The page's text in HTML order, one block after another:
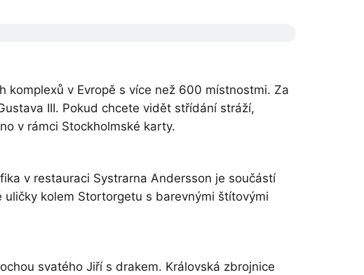
komplexů v Evropě s více než 600 místnostmi. Za
III. Pokud chcete vidět střídání stráží,
v rámci Stockholmské karty.
v restauraci Systrarna Andersson je součástí
kolem Stortorgetu s barevnými štítovými
svatého Jiří s drakem. Královská zbrojnice